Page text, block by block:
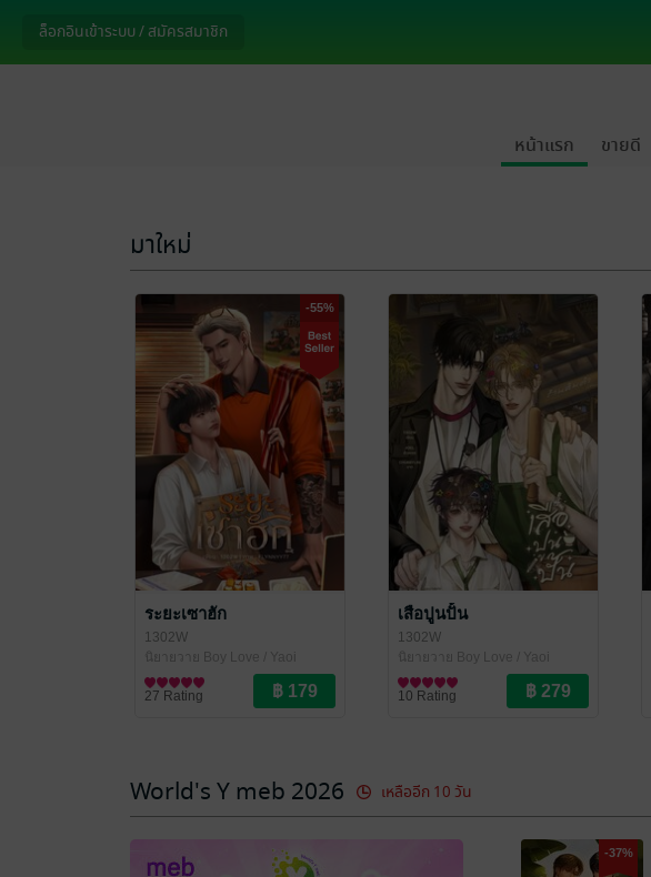
ล็อกอินเข้าระบบ / สมัครสมาชิก
หน้าแรก ขายดี
มาใหม่
-55%
ระยะเซาฮัก
1302W
นิยายวาย Boy Love / Yaoi
27 Rating
เสือปูนปั้น
1302W
นิยายวาย Boy Love / Yaoi
10 Rating
World's Y meb 2026 เหลืออีก 10 วัน
-37%